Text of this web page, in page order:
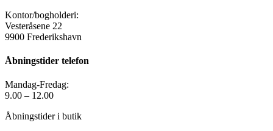
Kontor/bogholderi:
Vesteråsene 22
9900 Frederikshavn
Åbningstider telefon
Mandag-Fredag:
9.00 – 12.00
Åbningstider i butik